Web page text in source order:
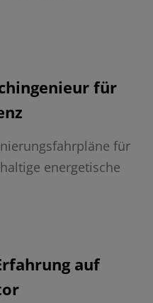
für
für
energetische
auf